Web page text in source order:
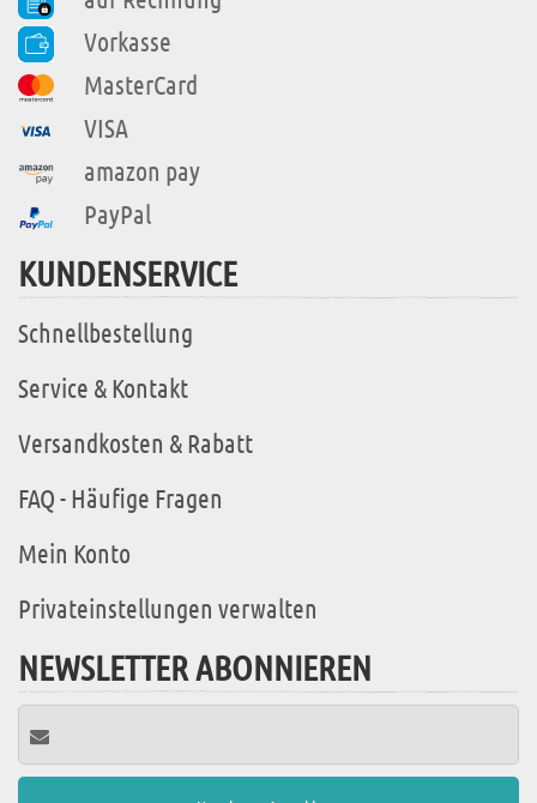
Vorkasse
MasterCard
VISA
amazon pay
PayPal
KUNDENSERVICE
Schnellbestellung
Service & Kontakt
Versandkosten & Rabatt
FAQ - Häufige Fragen
Mein Konto
Privateinstellungen verwalten
NEWSLETTER ABONNIEREN